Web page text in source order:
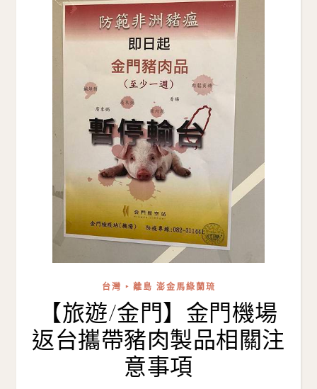
台灣 ‣ 離島 澎金馬綠蘭琉
【旅遊/金門】金門機場
返台攜帶豬肉製品相關注
意事項